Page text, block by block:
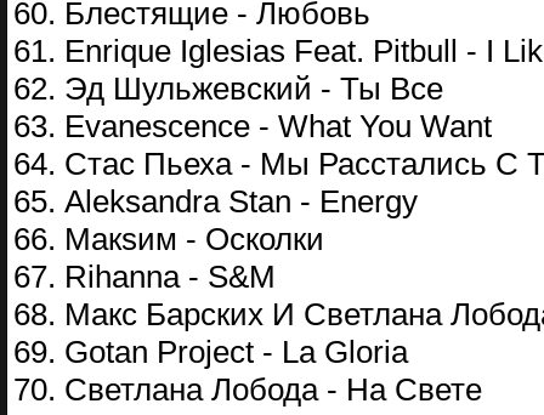
60. Блестящие - Любовь
61. Enrique Iglesias Feat. Pitbull - I
62. Эд Шульжевский - Ты Все
63. Evanescence - What You Want
64. Стас Пьеха - Мы Расстались С
65. Aleksandra Stan - Energy
66. Макsим - Осколки
67. Rihanna - S&M
68. Макс Барских И Светлана
69. Gotan Project - La Gloria
70. Светлана Лобода - На Свете